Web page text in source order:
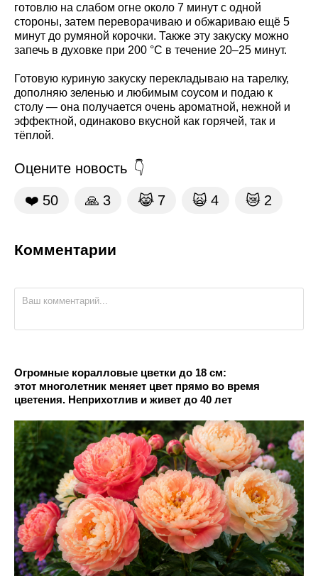
готовлю на слабом огне около 7 минут с одной
стороны, затем переворачиваю и обжариваю ещё 5
минут до румяной корочки. Также эту закуску можно
запечь в духовке при 200 °C в течение 20–25 минут.
Готовую куриную закуску перекладываю на тарелку,
дополняю зеленью и любимым соусом и подаю к
столу — она получается очень ароматной, нежной и
эффектной, одинаково вкусной как горячей, так и
тёплой.
Оцените новость
❤️ 50 🙏 3 😹 7 🙀 4 😿 2
Комментарии
Огромные коралловые цветки до 18 см:
этот многолетник меняет цвет прямо во время
цветения. Неприхотлив и живет до 40 лет